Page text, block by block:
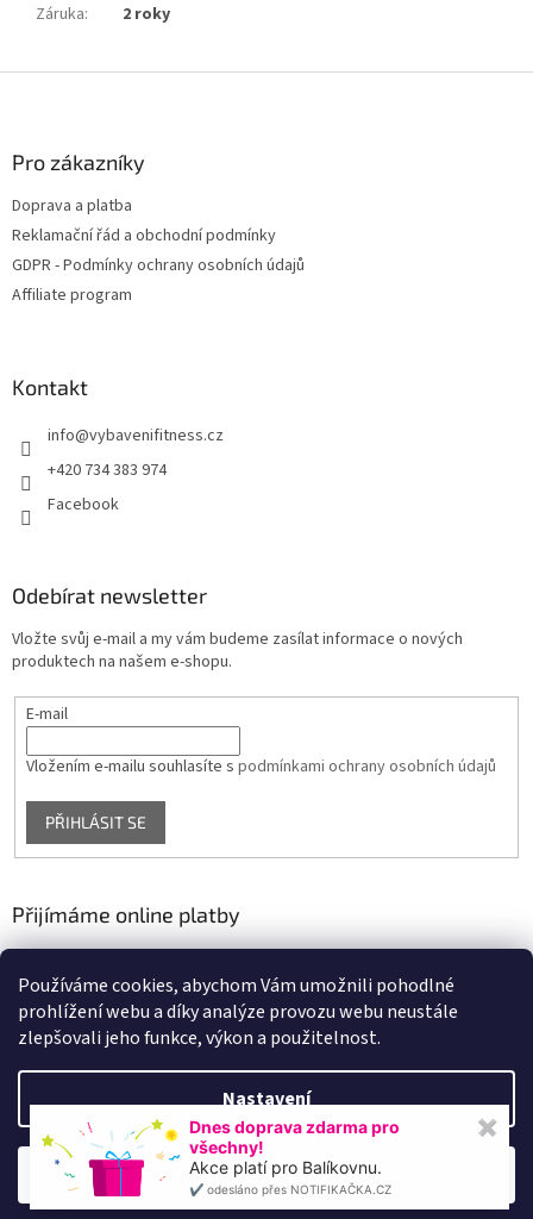
Používáme cookies, abychom Vám umožnili pohodlné
prohlížení webu a díky analýze provozu webu neustále
zlepšovali jeho funkce, výkon a použitelnost.
Nastavení
Souhlasím
Záruka: 2 roky
Pro zákazníky
Doprava a platba
Reklamační řád a obchodní podmínky
GDPR - Podmínky ochrany osobních údajů
Affiliate program
Kontakt
info@vybavenifitness.cz
+420 734 383 974
Facebook
Odebírat newsletter
Vložte svůj e-mail a my vám budeme zasílat informace o nových
produktech na našem e-shopu.
E-mail
Vložením e-mailu souhlasíte s podmínkami ochrany osobních údajů
PŘIHLÁSIT SE
Přijímáme online platby
Vytvořil Shoptet
Copyright 2026 VYBAVENÍ FITNESS. Všechna práva vyhrazena.
Dnes doprava zdarma pro
všechny!
✖
Akce platí pro Balíkovnu.
✔️ odesláno přes NOTIFIKAČKA.CZ